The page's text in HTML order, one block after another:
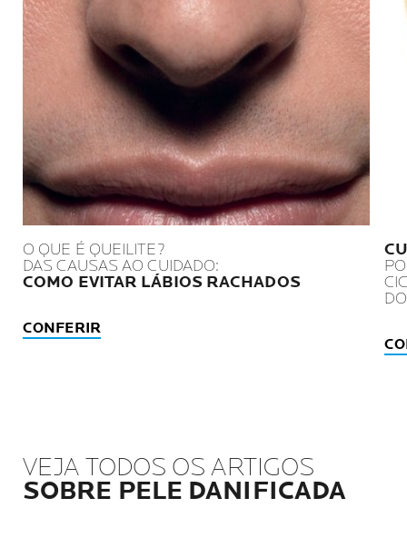
O QUE É QUEILITE?
DAS CAUSAS AO CUIDADO:
COMO EVITAR LÁBIOS RACHADOS
CONFERIR
VEJA TODOS OS ARTIGOS
SOBRE PELE DANIFICADA